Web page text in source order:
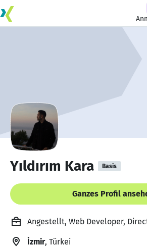
Yıldırım Kara Basis
Ganzes Profil
Angestellt, Web Developer,
İzmir, Türkei